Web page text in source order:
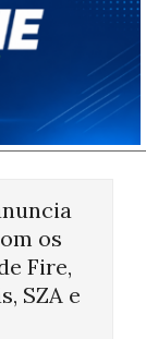
os
Fire,
SZA e